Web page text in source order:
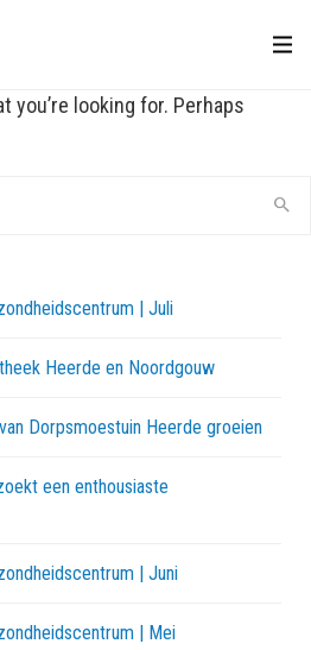
you’re looking for. Perhaps
| Juli
Heerde en Noordgouw
Dorpsmoestuin Heerde groeien
een enthousiaste
| Juni
| Mei